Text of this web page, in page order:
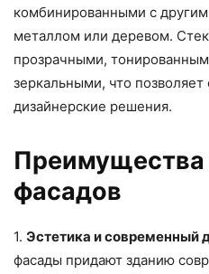
комбинированными с
металлом или деревом.
прозрачными,
зеркальными, что позволяет
дизайнерские решения.
Преимущества
фасадов
1. Эстетика и современный
фасады придают зданию